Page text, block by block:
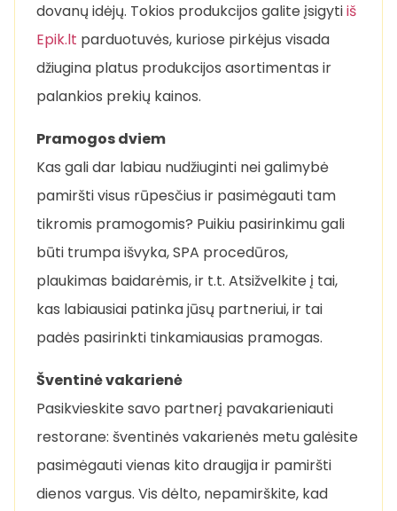
dovanų idėjų. Tokios produkcijos galite įsigytiiš
Epik.lt parduotuvės, kuriose pirkėjus visada
džiugina platus produkcijos asortimentas ir
palankios prekių kainos.
Pramogos dviem
Kas gali dar labiau nudžiuginti nei galimybė
pamiršti visus rūpesčius ir pasimėgauti tam
tikromis pramogomis? Puikiu pasirinkimu gali
būti trumpa išvyka, SPA procedūros,
plaukimas baidarėmis, ir t.t. Atsižvelkite į tai,
kas labiausiai patinka jūsų partneriui, ir tai
padės pasirinkti tinkamiausias pramogas.
Šventinė vakarienė
Pasikvieskite savo partnerį pavakarieniauti
restorane: šventinės vakarienės metu galėsite
pasimėgauti vienas kito draugija ir pamiršti
dienos vargus. Vis dėlto, nepamirškite, kad